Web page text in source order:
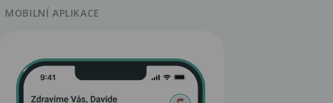
MOBILNÍ APLIKACE